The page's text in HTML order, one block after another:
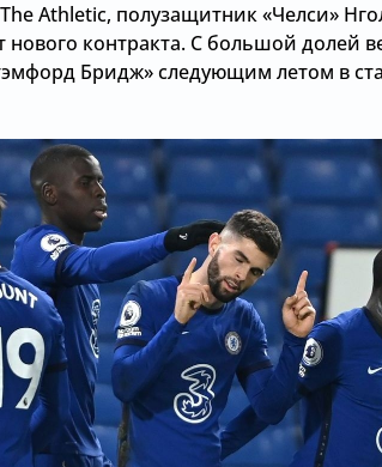
Athletic, полузащитник «Челси»
нового контракта. С большой долей
Бридж» следующим летом в